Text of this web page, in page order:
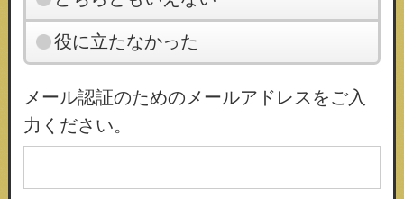
役に立たなかった
メール認証のためのメールアドレスをご入
力ください。